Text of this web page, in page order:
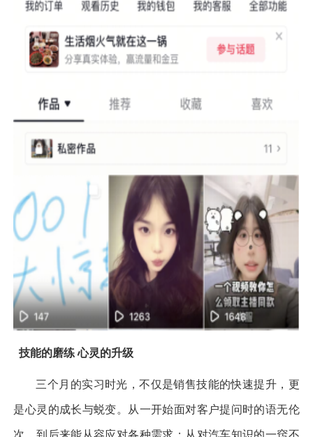
技能的磨练 心灵的升级
三个月的实习时光，不仅是销售技能的快速提升，更
是心灵的成长与蜕变。从一开始面对客户提问时的语无伦
次，到后来能从容应对各种需求；从对汽车知识的一窍不